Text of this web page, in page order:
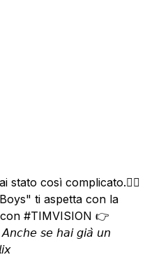
stato così complicato.❤️‍🔥
ti aspetta con la
#TIMVISION 👉
𝘴𝘦 𝘩𝘢𝘪 𝘨𝘪𝘢̀ 𝘶𝘯